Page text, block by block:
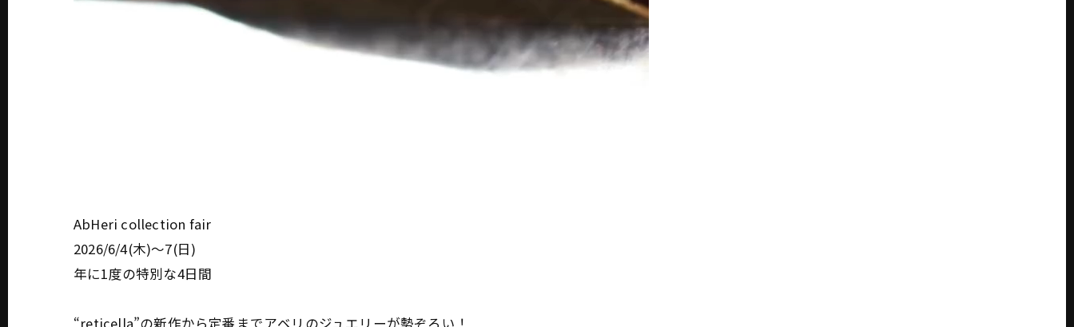
AbHeri collection fair
2026/6/4(木)～7(日)
年に1度の特別な4日間
“reticella”の新作から定番までアベリのジュエリーが勢ぞろい！